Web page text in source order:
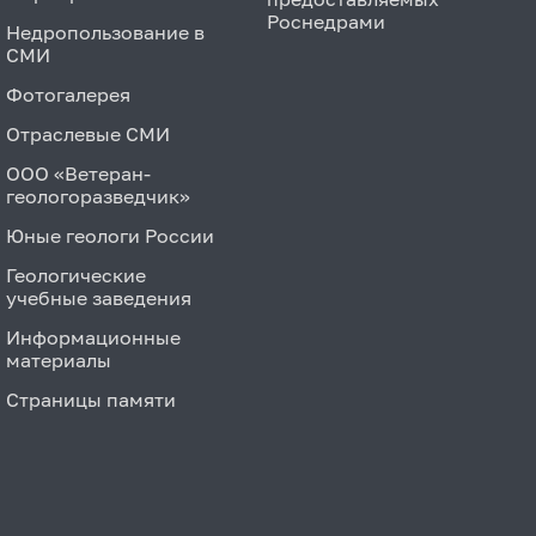
Недропользование в
СМИ
Фотогалерея
Отраслевые СМИ
ООО «Ветеран-
геологоразведчик»
Юные геологи России
Геологические
учебные заведения
Информационные
материалы
Страницы памяти
Роснедрами